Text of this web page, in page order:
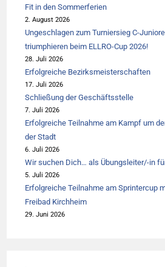
Fit in den Sommerferien
2. August 2026
Ungeschlagen zum Turniersieg C-
triumphieren beim ELLRO-Cup 2026!
28. Juli 2026
Erfolgreiche Bezirksmeisterschaften
17. Juli 2026
Schließung der Geschäftsstelle
7. Juli 2026
Erfolgreiche Teilnahme am Kampf um
der Stadt
6. Juli 2026
Wir suchen Dich… als Übungsleiter/-in
5. Juli 2026
Erfolgreiche Teilnahme am Sprintercup
Freibad Kirchheim
29. Juni 2026